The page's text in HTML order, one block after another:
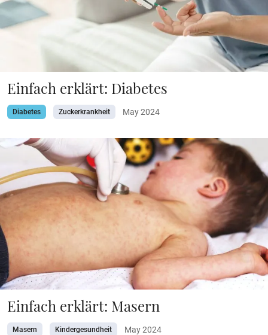
Einfach erklärt: Diabetes
Diabetes Zuckerkrankheit May 2024
Einfach erklärt: Masern
Masern Kindergesundheit May 2024